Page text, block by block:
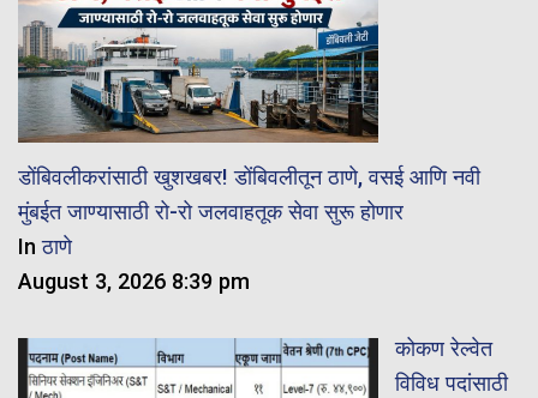
डोंबिवलीकरांसाठी खुशखबर! डोंबिवलीतून ठाणे, वसई आणि नवी
मुंबईत जाण्यासाठी रो-रो जलवाहतूक सेवा सुरू होणार
Inठाणे
August 3, 2026 8:39 pm
कोकण रेल्वेत
विविध पदांसाठी